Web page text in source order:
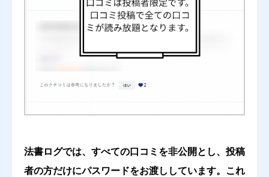
司法試験への有用性
網羅性 必須
法書ログでは、すべての口コミを非公開とし、投稿
者の方だけにパスワードをお渡ししています。これ